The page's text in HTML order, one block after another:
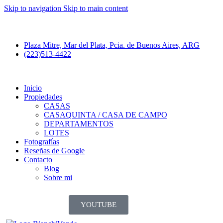
Skip to navigation Skip to main content
Plaza Mitre, Mar del Plata, Pcia. de Buenos Aires, ARG
(223)513-4422
Inicio
Propiedades
CASAS
CASAQUINTA / CASA DE CAMPO
DEPARTAMENTOS
LOTES
Fotografías
Reseñas de Google
Contacto
Blog
Sobre mi
YOUTUBE